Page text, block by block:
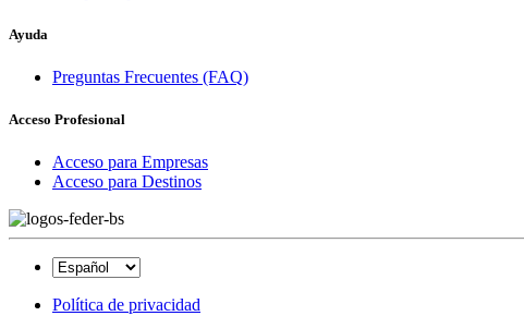
Ayuda
Preguntas Frecuentes (FAQ)
Acceso Profesional
Acceso para Empresas
Acceso para Destinos
Política de privacidad